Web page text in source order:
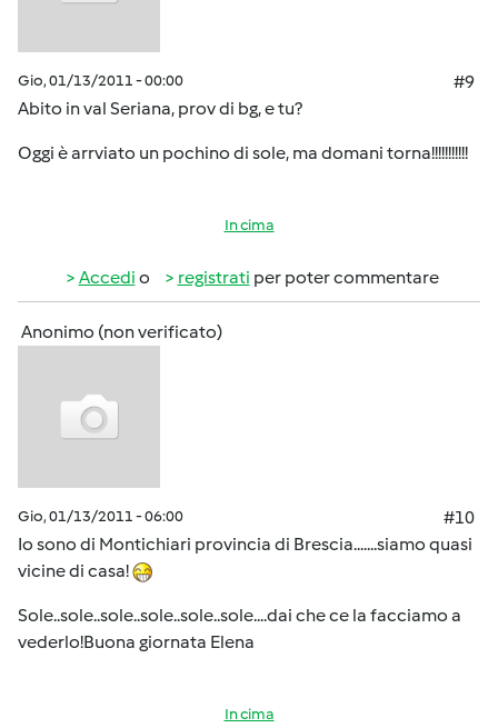
Gio, 01/13/2011 - 00:00
#9
Abito in val Seriana, prov di bg, e tu?
Oggi è arrviato un pochino di sole, ma domani torna!!!!!!!!!!!
In cima
Accedi o registrati per poter commentare
Anonimo (non verificato)
Gio, 01/13/2011 - 06:00
#10
Io sono di Montichiari provincia di Brescia.......siamo quasi
vicine di casa!
Sole..sole..sole..sole..sole..sole....dai che ce la facciamo a
vederlo!Buona giornata Elena
In cima